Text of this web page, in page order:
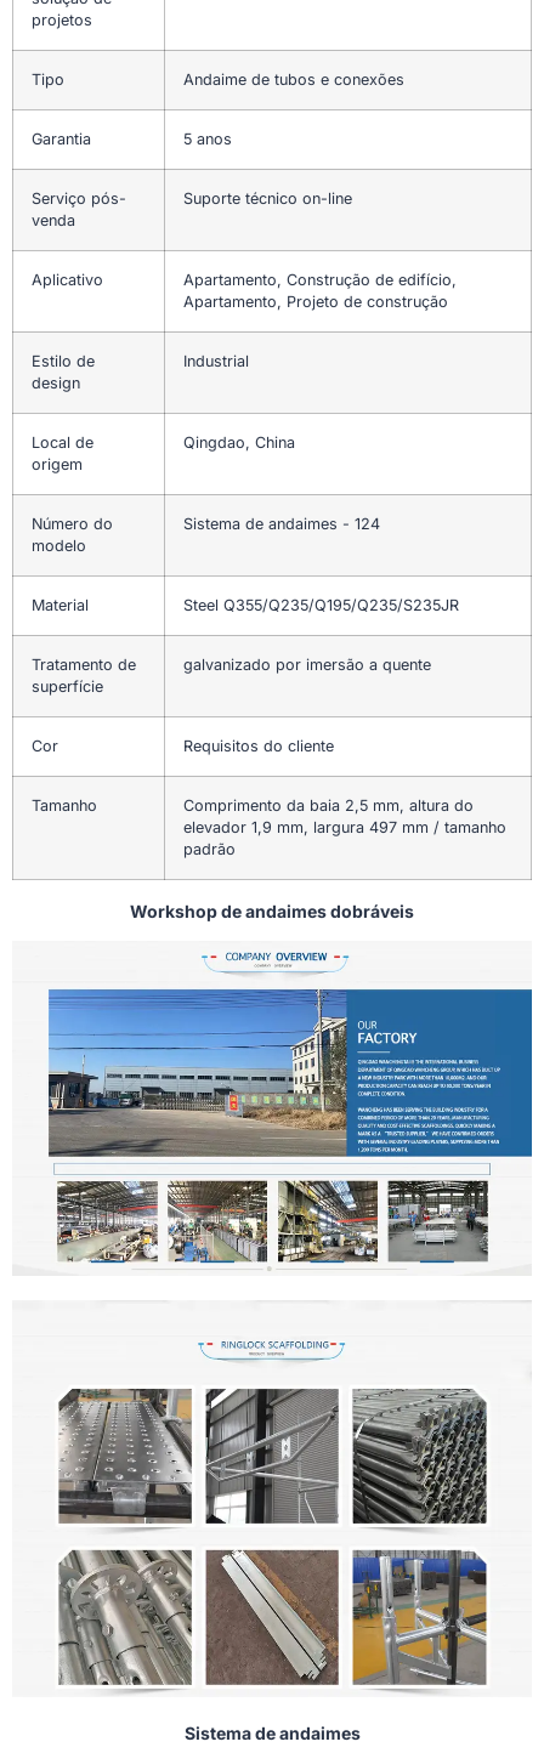
projetos
Tipo Andaime de tubos e conexões
Garantia 5 anos
Serviço pós-
venda
Suporte técnico on-line
Aplicativo
Apartamento, Construção de edifício,
Apartamento, Projeto de construção
Estilo de
design
Industrial
Local de
origem
Qingdao, China
Número do
modelo
Sistema de andaimes - 124
Material Steel Q355/Q235/Q195/Q235/S235JR
Tratamento de
superfície
galvanizado por imersão a quente
Cor Requisitos do cliente
Tamanho
Comprimento da baia 2,5 mm, altura do
elevador 1,9 mm, largura 497 mm / tamanho
padrão
Workshop de andaimes dobráveis
Sistema de andaimes